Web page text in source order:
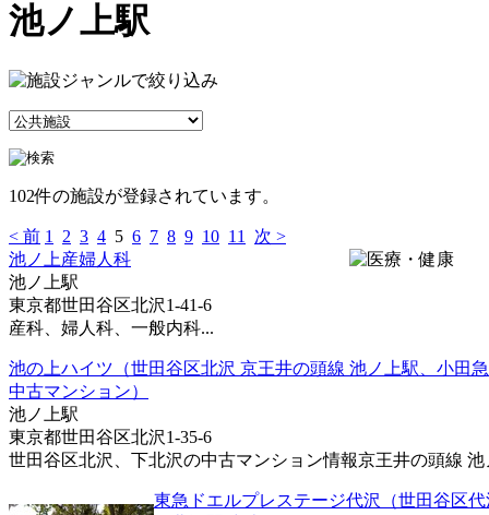
池ノ上駅
102件の施設が登録されています。
< 前 1 2 3 4 5 6 7 8 9 10 11
次 >
池ノ上産婦人科
池ノ上駅
東京都世田谷区北沢1-41-6
産科、婦人科、一般内科...
池の上ハイツ（世田谷区北沢 京王井の頭線 池ノ上駅、小田
中古マンション）
池ノ上駅
東京都世田谷区北沢1-35-6
世田谷区北沢、下北沢の中古マンション情報京王井の頭線 池
東急ドエルプレステージ代沢（世田谷区